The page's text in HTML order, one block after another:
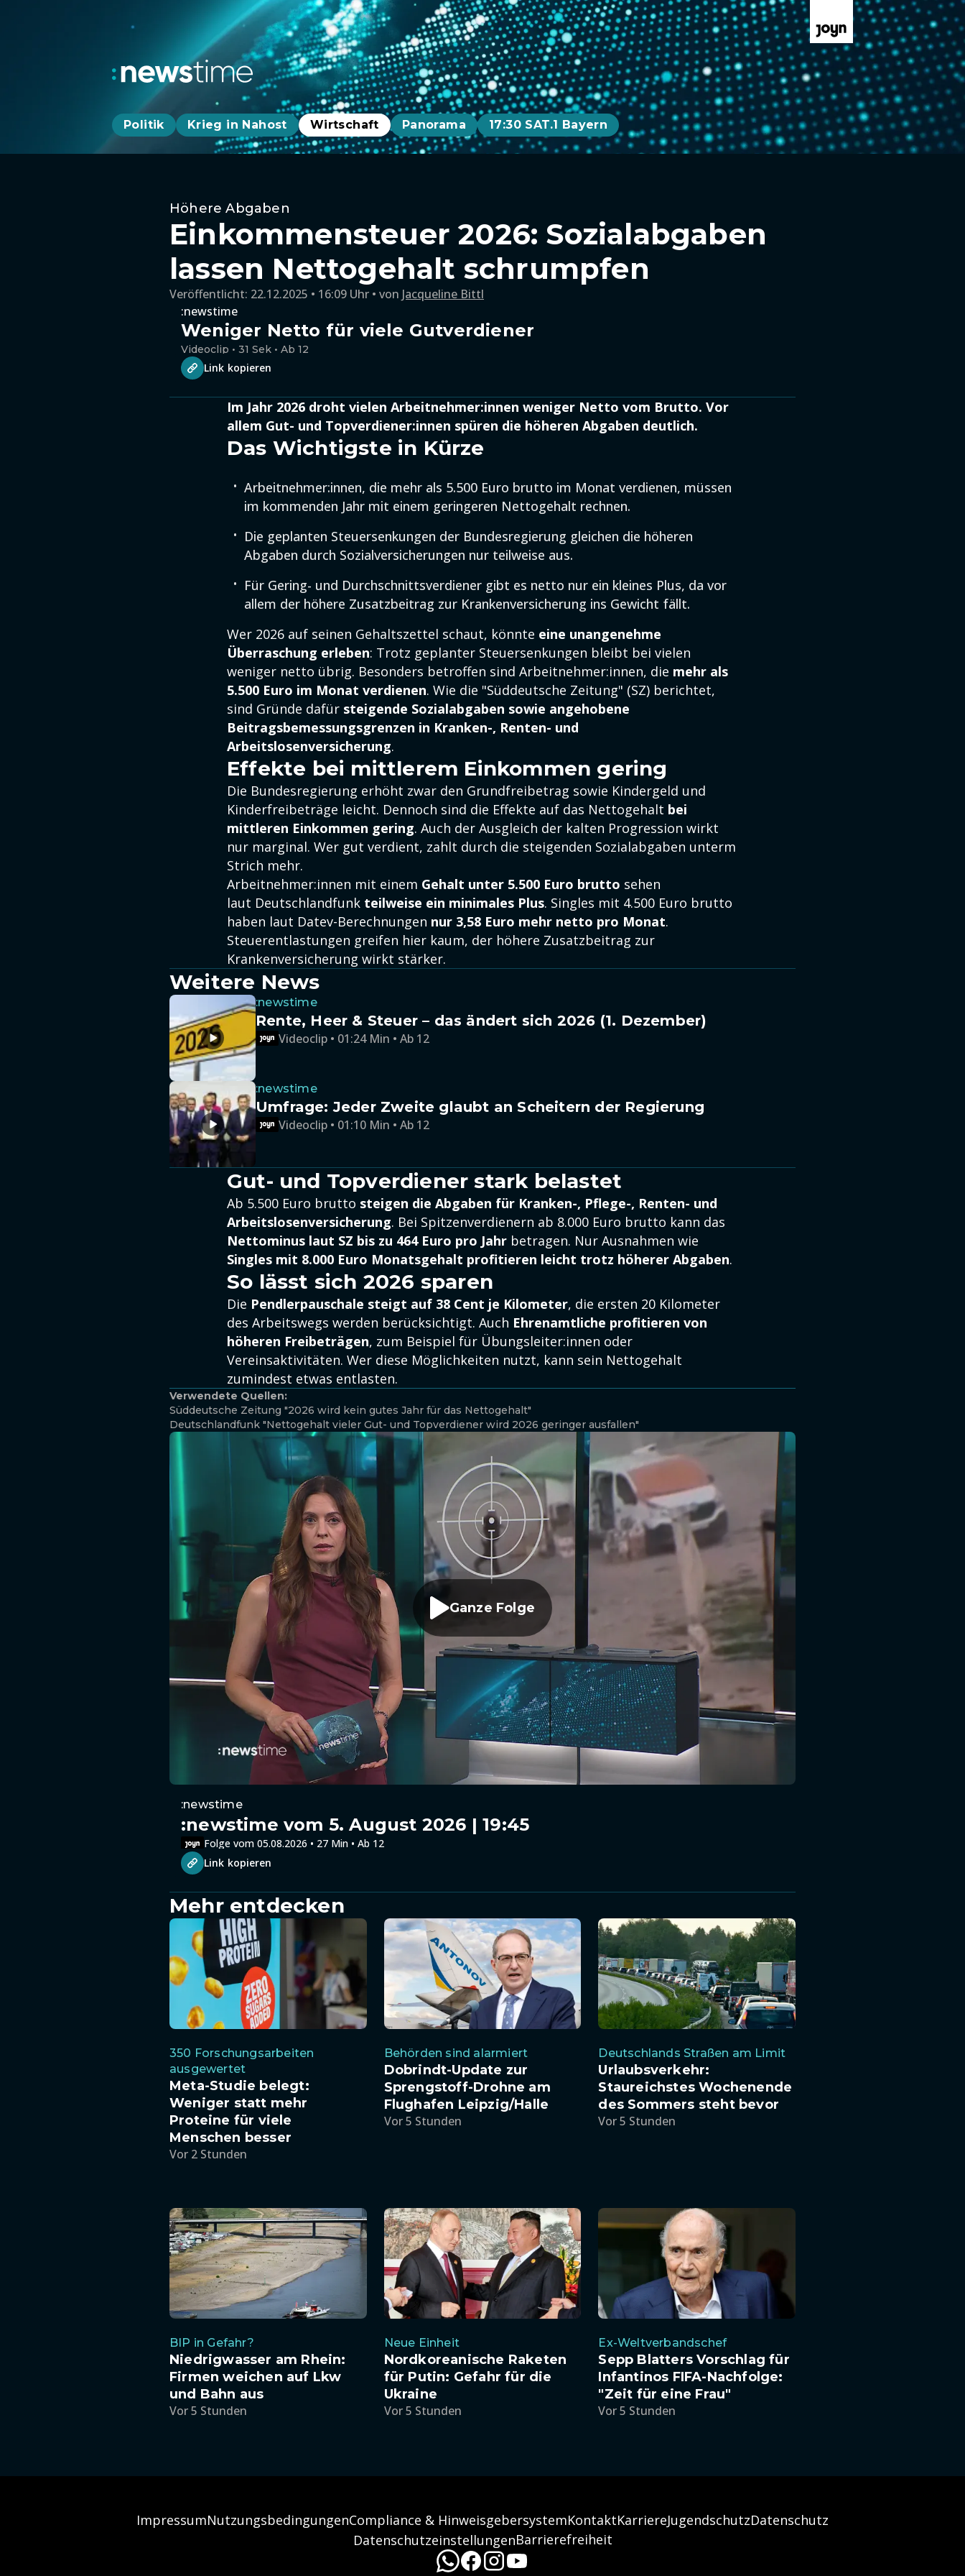
Politik Krieg in Nahost Wirtschaft Panorama 17:30 SAT.1 Bayern
Höhere Abgaben
Einkommensteuer 2026: Sozialabgaben
lassen Nettogehalt schrumpfen
Veröffentlicht: 22.12.2025 • 16:09 Uhr von Jacqueline Bittl
:newstime
Weniger Netto für viele Gutverdiener
Videoclip • 31 Sek • Ab 12
Link kopieren
Im Jahr 2026 droht vielen Arbeitnehmer:innen weniger Netto vom Brutto. Vor
allem Gut- und Topverdiener:innen spüren die höheren Abgaben deutlich.
Das Wichtigste in Kürze
Arbeitnehmer:innen, die mehr als 5.500 Euro brutto im Monat verdienen, müssen
im kommenden Jahr mit einem geringeren Nettogehalt rechnen.
Die geplanten Steuersenkungen der Bundesregierung gleichen die höheren
Abgaben durch Sozialversicherungen nur teilweise aus.
Für Gering- und Durchschnittsverdiener gibt es netto nur ein kleines Plus, da vor
allem der höhere Zusatzbeitrag zur Krankenversicherung ins Gewicht fällt.
Wer 2026 auf seinen Gehaltszettel schaut, könnte eine unangenehme
Überraschung erleben: Trotz geplanter Steuersenkungen bleibt bei vielen
weniger netto übrig. Besonders betroffen sind Arbeitnehmer:innen, die mehr als
5.500 Euro im Monat verdienen. Wie die "Süddeutsche Zeitung" (SZ) berichtet,
sind Gründe dafür steigende Sozialabgaben sowie angehobene
Beitragsbemessungsgrenzen in Kranken-, Renten- und
Arbeitslosenversicherung.
Effekte bei mittlerem Einkommen gering
Die Bundesregierung erhöht zwar den Grundfreibetrag sowie Kindergeld und
Kinderfreibeträge leicht. Dennoch sind die Effekte auf das Nettogehalt bei
mittleren Einkommen gering. Auch der Ausgleich der kalten Progression wirkt
nur marginal. Wer gut verdient, zahlt durch die steigenden Sozialabgaben unterm
Strich mehr.
Arbeitnehmer:innen mit einem Gehalt unter 5.500 Euro brutto sehen
laut Deutschlandfunk teilweise ein minimales Plus. Singles mit 4.500 Euro brutto
haben laut Datev-Berechnungen nur 3,58 Euro mehr netto pro Monat.
Steuerentlastungen greifen hier kaum, der höhere Zusatzbeitrag zur
Krankenversicherung wirkt stärker.
Weitere News
:newstime
Rente, Heer & Steuer – das ändert sich 2026 (1. Dezember)
Videoclip • 01:24 Min • Ab 12
:newstime
Umfrage: Jeder Zweite glaubt an Scheitern der Regierung
Videoclip • 01:10 Min • Ab 12
Gut- und Topverdiener stark belastet
Ab 5.500 Euro brutto steigen die Abgaben für Kranken-, Pflege-, Renten- und
Arbeitslosenversicherung. Bei Spitzenverdienern ab 8.000 Euro brutto kann das
Nettominus laut SZ bis zu 464 Euro pro Jahr betragen. Nur Ausnahmen wie
Singles mit 8.000 Euro Monatsgehalt profitieren leicht trotz höherer Abgaben.
So lässt sich 2026 sparen
Die Pendlerpauschale steigt auf 38 Cent je Kilometer, die ersten 20 Kilometer
des Arbeitswegs werden berücksichtigt. Auch Ehrenamtliche profitieren von
höheren Freibeträgen, zum Beispiel für Übungsleiter:innen oder
Vereinsaktivitäten. Wer diese Möglichkeiten nutzt, kann sein Nettogehalt
zumindest etwas entlasten.
Verwendete Quellen:
Süddeutsche Zeitung "2026 wird kein gutes Jahr für das Nettogehalt"
Deutschlandfunk "Nettogehalt vieler Gut- und Topverdiener wird 2026 geringer ausfallen"
Ganze Folge
:newstime
:newstime vom 5. August 2026 | 19:45
Folge vom 05.08.2026 • 27 Min • Ab 12
Link kopieren
Mehr entdecken
350 Forschungsarbeiten
ausgewertet
Meta-Studie belegt:
Weniger statt mehr
Proteine für viele
Menschen besser
Vor 2 Stunden
Behörden sind alarmiert
Dobrindt-Update zur
Sprengstoff-Drohne am
Flughafen Leipzig/Halle
Vor 5 Stunden
Deutschlands Straßen am Limit
Urlaubsverkehr:
Staureichstes Wochenende
des Sommers steht bevor
Vor 5 Stunden
BIP in Gefahr?
Niedrigwasser am Rhein:
Firmen weichen auf Lkw
und Bahn aus
Vor 5 Stunden
Neue Einheit
Nordkoreanische Raketen
für Putin: Gefahr für die
Ukraine
Vor 5 Stunden
Ex-Weltverbandschef
Sepp Blatters Vorschlag für
Infantinos FIFA-Nachfolge:
"Zeit für eine Frau"
Vor 5 Stunden
ImpressumNutzungsbedingungenCompliance & HinweisgebersystemKontaktKarriereJugendschutzDatenschutz
DatenschutzeinstellungenBarrierefreiheit